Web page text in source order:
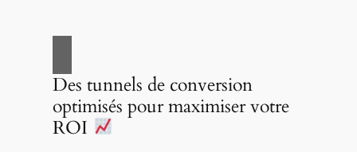
Des tunnels de conversion
optimisés pour maximiser votre
ROI